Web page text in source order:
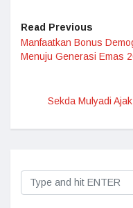
Read Previous
Manfaatkan Bonus
Menuju Generasi Emas
Sekda Mulyadi